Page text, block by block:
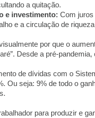
a quitação.
e investimento: Com
e a circulação de
por que o
Desde a pré-
de dívidas com o
Ou seja: 9% de todo o
para produzir e